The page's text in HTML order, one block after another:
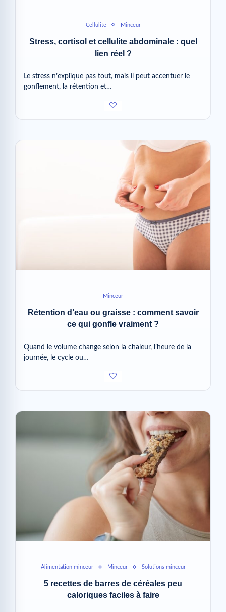
Cellulite Minceur
Stress, cortisol et cellulite abdominale : quel
lien réel ?
Le stress n’explique pas tout, mais il peut accentuer le
gonflement, la rétention et…
Minceur
Rétention d’eau ou graisse : comment savoir
ce qui gonfle vraiment ?
Quand le volume change selon la chaleur, l’heure de la
journée, le cycle ou…
Alimentation minceur Minceur Solutions minceur
5 recettes de barres de céréales peu
caloriques faciles à faire